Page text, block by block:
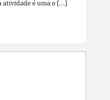
atividade é uma o [...]